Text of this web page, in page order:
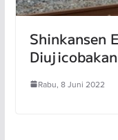
Shinkansen
Diujicobakan
Rabu, 8 Juni 2022